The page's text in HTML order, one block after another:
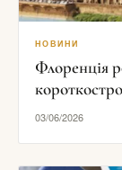
НОВИНИ
Флоренція
03/06/2026